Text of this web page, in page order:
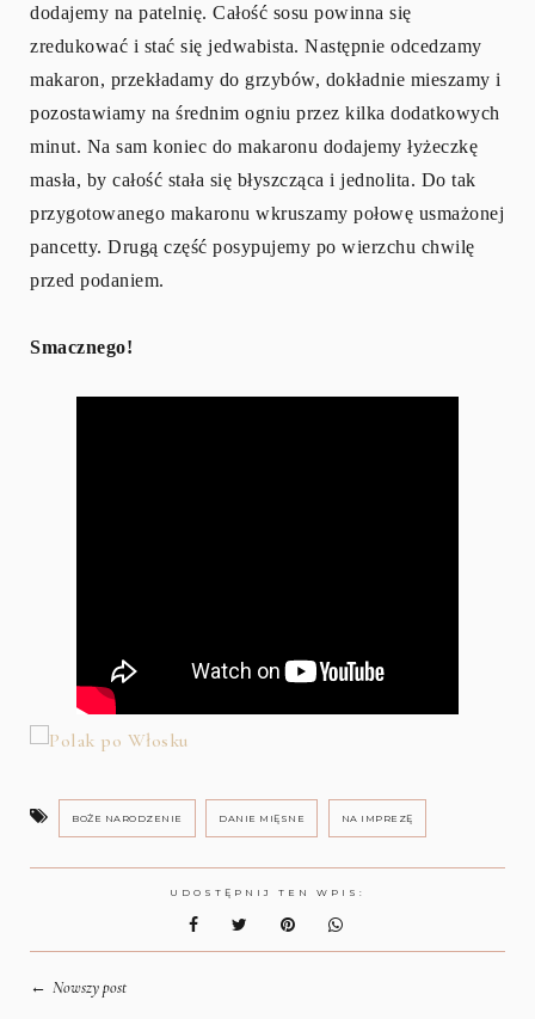
dodajemy na patelnię. Całość sosu powinna się
zredukować i stać się jedwabista. Następnie odcedzamy
makaron, przekładamy do grzybów, dokładnie mieszamy i
pozostawiamy na średnim ogniu przez kilka dodatkowych
minut. Na sam koniec do makaronu dodajemy łyżeczkę
masła, by całość stała się błyszcząca i jednolita. Do tak
przygotowanego makaronu wkruszamy połowę usmażonej
pancetty. Drugą część posypujemy po wierzchu chwilę
przed podaniem.
Smacznego!
BOŻE NARODZENIE DANIE MIĘSNE NA IMPREZĘ
UDOSTĘPNIJ TEN WPIS:
←Nowszy post